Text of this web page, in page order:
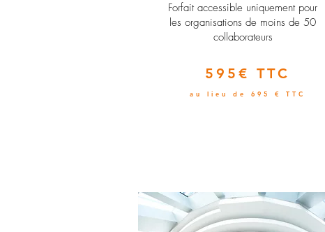
​Forfait accessible uniquement pour
les organisations de moins de 50
collaborateurs
595€ TTC
au lieu de 695 € TTC